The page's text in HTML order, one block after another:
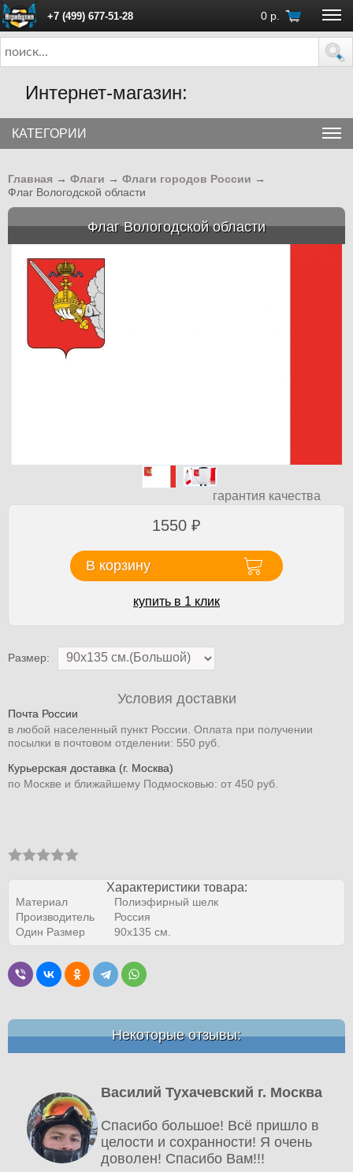
+7 (499) 677-51-28 0 р.
ПН - ПТ с 10:00 до 18:00 (Москва)
Интернет-магазин:
КАТЕГОРИИ
Главная → Флаги → Флаги городов России →
Флаг Вологодской области
Флаг Вологодской области
гарантия качества
1550 ₽
В корзину
купить в 1 клик
Размер:
Условия доставки
Почта России
в любой населенный пункт России. Оплата при получении
посылки в почтовом отделении: 550 руб.
Курьерская доставка (г. Москва)
по Москве и ближайшему Подмосковью: от 450 руб.
Характеристики товара:
Материал
Полиэфирный шелк
Производитель
Россия
Один Размер
90х135 см.
Некоторые отзывы:
Василий Тухачевский г. Москва
Спасибо большое! Всё пришло в
целости и сохранности! Я очень
доволен! Спасибо Вам!!!